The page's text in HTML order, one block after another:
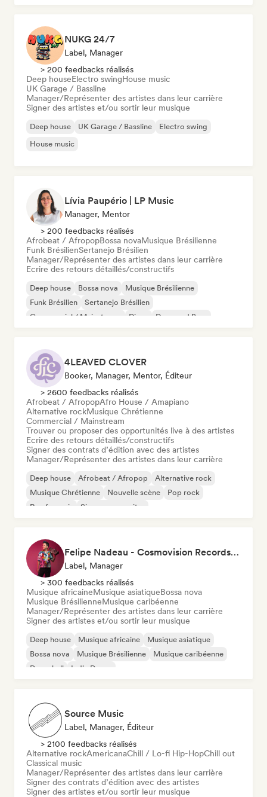
NUKG 24/7
Label, Manager
> 200 feedbacks réalisés
Deep houseElectro swingHouse music
UK Garage / Bassline
Manager/Représenter des artistes dans leur carrière
Signer des artistes et/ou sortir leur musique
Deep house UK Garage / Bassline
Electro swing
House music
Lívia Paupério | LP Music
Manager, Mentor
> 200 feedbacks réalisés
Afrobeat / AfropopBossa novaMusique Brésilienne
Funk BrésilienSertanejo Brésilien
Manager/Représenter des artistes dans leur carrière
Ecrire des retours détaillés/constructifs
Deep house Bossa nova
Musique Brésilienne
Funk Brésilien
Sertanejo Brésilien
Commercial / Mainstream
Disco Drum and Bass
4LEAVED CLOVER
Booker, Manager, Mentor, Éditeur
> 2600 feedbacks réalisés
Afrobeat / AfropopAfro House / Amapiano
Alternative rockMusique Chrétienne
Commercial / Mainstream
Trouver ou proposer des opportunités live à des artistes
Ecrire des retours détaillés/constructifs
Signer des contrats d’édition avec des artistes
Manager/Représenter des artistes dans leur carrière
Deep house Afrobeat / Afropop
Alternative rock
Musique Chrétienne
Nouvelle scène
Pop rock
Rap francais
Singer-songwriter
Felipe Nadeau - Cosmovision Records & Ritmos del Sur
Label, Manager
> 300 feedbacks réalisés
Musique africaineMusique asiatiqueBossa nova
Musique BrésilienneMusique caribéenne
Manager/Représenter des artistes dans leur carrière
Signer des artistes et/ou sortir leur musique
Deep house Musique africaine
Musique asiatique
Bossa nova
Musique Brésilienne
Musique caribéenne
Dancehall
Indie Dance
Source Music
Label, Manager, Éditeur
> 2100 feedbacks réalisés
Alternative rockAmericanaChill / Lo-fi Hip-HopChill out
Classical music
Manager/Représenter des artistes dans leur carrière
Signer des contrats d’édition avec des artistes
Signer des artistes et/ou sortir leur musique